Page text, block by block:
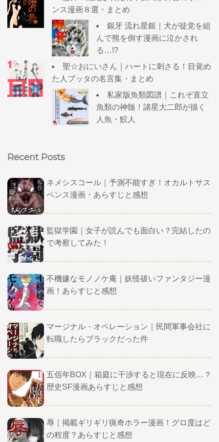
ンス漫画８選・まとめ
銀牙 流れ星銀｜犬が徒党を組
んで熊を倒す漫画に泣かされ
る…!?
聖☆おにいさん｜ハートに刺さる！目覚め
た人ブッタの名言集・まとめ
私家版魚類図譜｜これぞ直立
魚類の神髄！諸星大二郎が描く
人魚・鮫人
Recent Posts
ネメシスコール｜予測不能すぎ！オカルトサス
ペンス漫画・あらすじと感想
監獄学園｜女子が読んでも面白い？完結したの
で考察してみた！
不機嫌なモノノケ庵｜妖怪祓いファンタジー漫
画！あらすじと感想
マージナル・オペレーション｜民間軍事会社に
転職したらブラックだった件
五佰年BOX｜箱庭に干渉すると現在に反映…？
歴史SF漫画あらすじと感想
辱｜掲載ギリギリ猟奇ホラー漫画！グロ度はど
の程度？あらすじと感想